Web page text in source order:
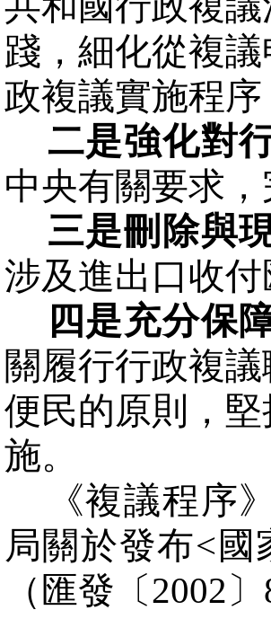
踐，細化從複
政複議實施程
二是強化對
中央有關要求，
三是刪除與
涉及進出口收
四是充分保
關履行行政複
便民的原則，
施。
《複議程序
局關於發布<國
（匯發〔2002〕